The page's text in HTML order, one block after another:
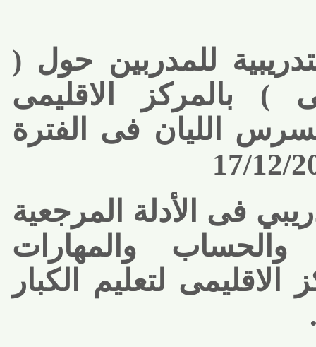
للمدربين حول (
بالمركز الاقليمى
الليان فى الفترة
فى الأدلة المرجعية
والمهارات
الاقليمى لتعليم الكبار